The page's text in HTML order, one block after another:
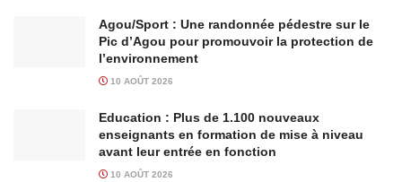
Agou/Sport : Une randonnée pédestre sur le
Pic d’Agou pour promouvoir la protection de
l’environnement
10 AOÛT 2026
Education : Plus de 1.100 nouveaux
enseignants en formation de mise à niveau
avant leur entrée en fonction
10 AOÛT 2026